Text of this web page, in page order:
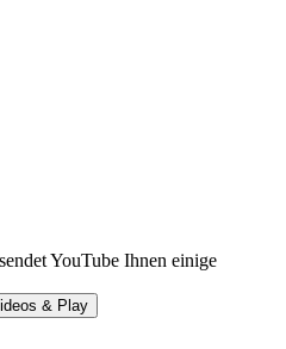
YouTube Ihnen einige
& Play